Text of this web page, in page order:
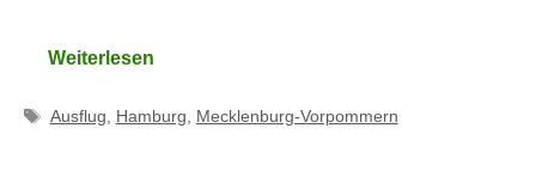
Weiterlesen
Schlagwörter
Ausflug Hamburg Mecklenburg-Vorpommern